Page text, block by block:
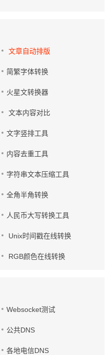
文章自动排版
简繁字体转换
火星文转换器
文本内容对比
文字竖排工具
内容去重工具
字符串文本压缩工具
全角半角转换
人民币大写转换工具
Unix时间戳在线转换
RGB颜色在线转换
Websocket测试
公共DNS
各地电信DNS